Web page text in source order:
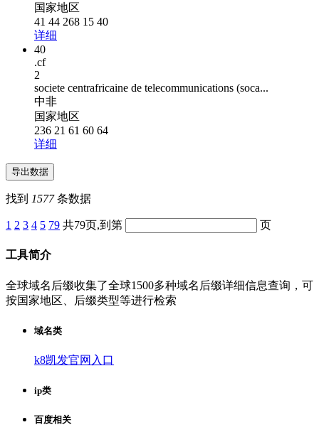
国家地区
41 44 268 15 40
详细
40
.cf
2
societe centrafricaine de telecommunications (soca...
中非
国家地区
236 21 61 60 64
详细
找到 1577条数据
1 2 3 4 5 79 共79页,到第 页
工具简介
全球域名后缀收集了全球1500多种域名后缀详细信息查询，可
按国家地区、后缀类型等进行检索
域名类
k8凯发官网入口
ip类
百度相关